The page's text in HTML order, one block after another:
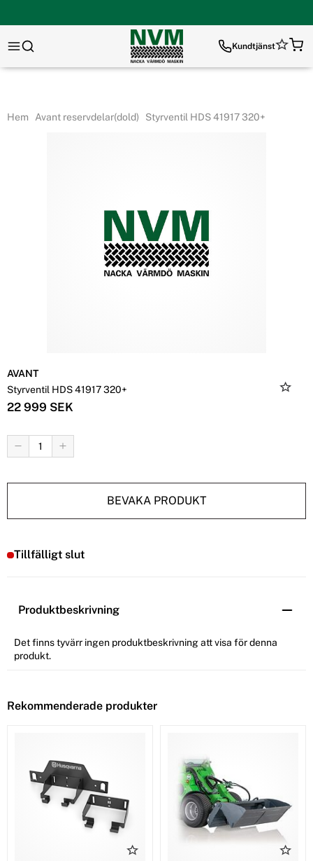
Kundtjänst
Hem Avant reservdelar(dold) Styrventil HDS 41917 320+
AVANT
Styrventil HDS 41917 320+
22 999 SEK
BEVAKA PRODUKT
Tillfälligt slut
Produktbeskrivning
Det finns tyvärr ingen produktbeskrivning att visa för denna
produkt.
Rekommenderade produkter